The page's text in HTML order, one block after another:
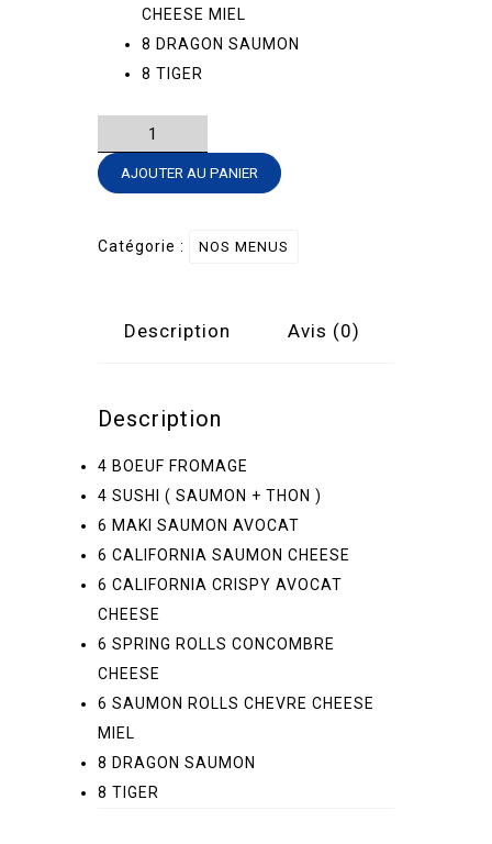
CHEESE MIEL
8 DRAGON SAUMON
8 TIGER
quantité
de
MENU
MIX
AJOUTER AU PANIER
Catégorie : NOS MENUS
Description Avis (0)
Description
4 BOEUF FROMAGE
4 SUSHI ( SAUMON + THON )
6 MAKI SAUMON AVOCAT
6 CALIFORNIA SAUMON CHEESE
6 CALIFORNIA CRISPY AVOCAT
CHEESE
6 SPRING ROLLS CONCOMBRE
CHEESE
6 SAUMON ROLLS CHEVRE CHEESE
MIEL
8 DRAGON SAUMON
8 TIGER